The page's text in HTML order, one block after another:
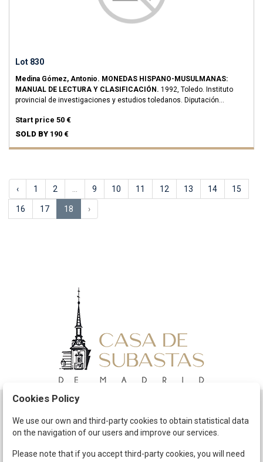
Lot 830
Medina Gómez, Antonio. MONEDAS HISPANO-MUSULMANAS:
MANUAL DE LECTURA Y CLASIFICACIÓN. 1992, Toledo. Instituto
provincial de investigaciones y estudios toledanos. Diputación
RARO.EBC+.
Start price 50 €
SOLD BY 190 €
‹ 1 2 ... 9 10 11 12 13 14 15
16 17 18 ›
The Company
Terms and Conditions
Cookies Policy
We use our own and third-party cookies to obtain statistical data
on the navigation of our users and improve our services.
Please note that if you accept third-party cookies, you will need